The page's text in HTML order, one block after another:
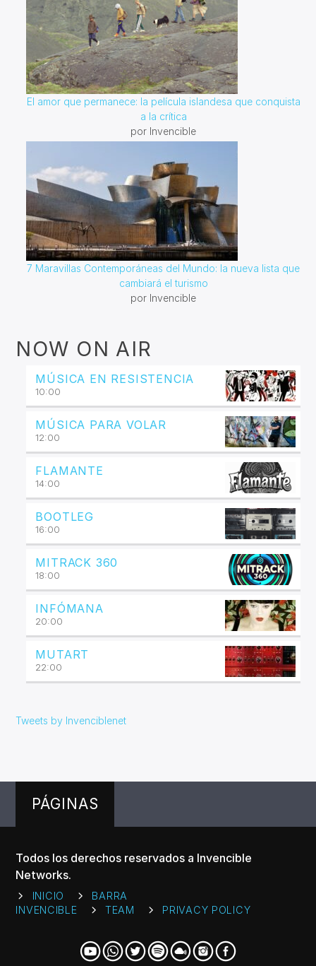
El amor que permanece: la película islandesa que conquista
a la crítica
por Invencible
7 Maravillas Contemporáneas del Mundo: la nueva lista que
cambiará el turismo
por Invencible
NOW ON AIR
MÚSICA EN RESISTENCIA
10:00
MÚSICA PARA VOLAR
12:00
FLAMANTE
14:00
BOOTLEG
16:00
MITRACK 360
18:00
INFÓMANA
20:00
MUTART
22:00
Tweets by Invenciblenet
PÁGINAS
Todos los derechos reservados a Invencible
Networks.
INICIO
BARRA
INVENCIBLE
TEAM PRIVACY POLICY